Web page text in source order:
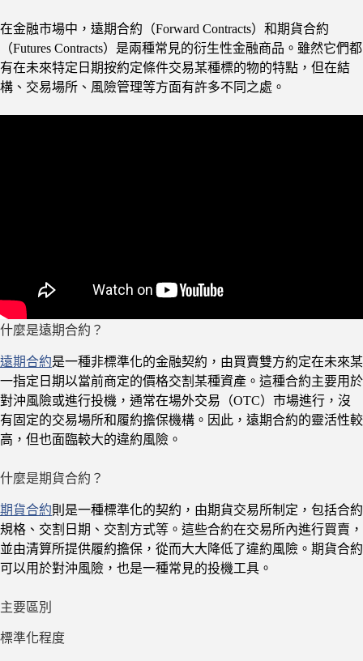
在金融市場中，遠期合約（Forward Contracts）和期貨合約
（Futures Contracts）是兩種常見的衍生性金融商品。雖然它們都
有在未來特定日期按約定條件交易某種標的物的特點，但在結
構、交易場所、風險管理等方面有許多不同之處。
什麼是遠期合約？
遠期合約是一種非標準化的金融契約，由買賣雙方約定在未來某
一指定日期以當前商定的價格交割某種資產。這種合約主要用於
對沖風險或進行投機，通常在場外交易（OTC）市場進行，沒
有固定的交易場所和履約擔保機構。因此，遠期合約的靈活性較
高，但也面臨較大的違約風險。
什麼是期貨合約？
期貨合約則是一種標準化的契約，由期貨交易所制定，包括合約
規格、交割日期、交割方式等。這些合約在交易所內進行買賣，
並由清算所提供履約擔保，從而大大降低了違約風險。期貨合約
可以用於對沖風險，也是一種常見的投機工具。
主要區別
標準化程度